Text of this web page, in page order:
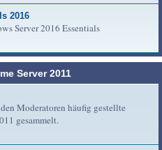
2016
Server 2016 Essentials
Server 2011
Moderatoren häufig gestellte
gesammelt.